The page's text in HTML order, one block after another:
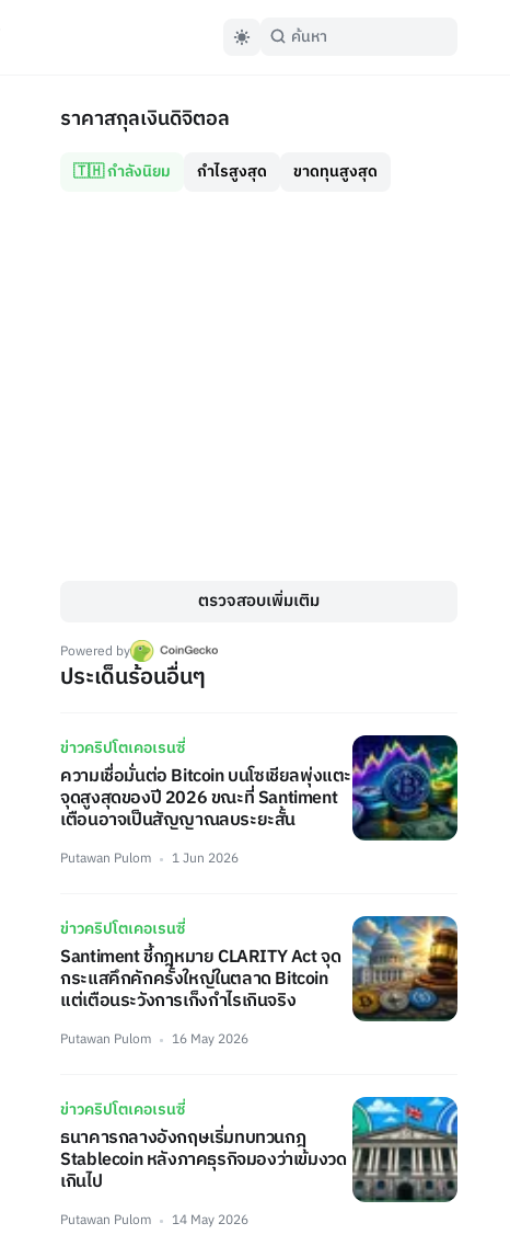
ราคาสกุลเงินดิจิตอล
🇹🇭 กำลังนิยม กำไรสูงสุด ขาดทุนสูงสุด
ตรวจสอบเพิ่มเติม
Powered by
ประเด็นร้อนอื่นๆ
ข่าวคริปโตเคอเรนซี่
ความเชื่อมั่นต่อ Bitcoin บนโซเชียลพุ่งแตะ
จุดสูงสุดของปี 2026 ขณะที่ Santiment
เตือนอาจเป็นสัญญาณลบระยะสั้น
Putawan Pulom 1 Jun 2026
ข่าวคริปโตเคอเรนซี่
Santiment ชี้กฎหมาย CLARITY Act จุด
กระแสคึกคักครั้งใหญ่ในตลาด Bitcoin
แต่เตือนระวังการเก็งกำไรเกินจริง
Putawan Pulom 16 May 2026
ข่าวคริปโตเคอเรนซี่
ธนาคารกลางอังกฤษเริ่มทบทวนกฎ
Stablecoin หลังภาคธุรกิจมองว่าเข้มงวด
เกินไป
Putawan Pulom 14 May 2026